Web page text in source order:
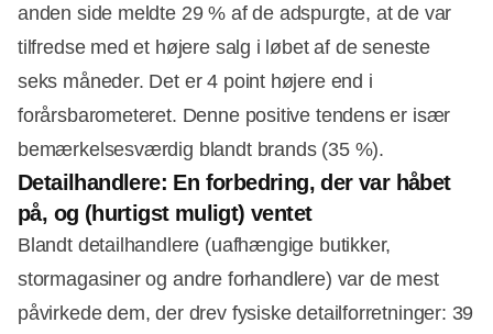
anden side meldte 29 % af de adspurgte, at de var
tilfredse med et højere salg i løbet af de seneste
seks måneder. Det er 4 point højere end i
forårsbarometeret. Denne positive tendens er især
bemærkelsesværdig blandt brands (35 %).
Detailhandlere: En forbedring, der var håbet
på, og (hurtigst muligt) ventet
Blandt detailhandlere (uafhængige butikker,
stormagasiner og andre forhandlere) var de mest
påvirkede dem, der drev fysiske detailforretninger: 39